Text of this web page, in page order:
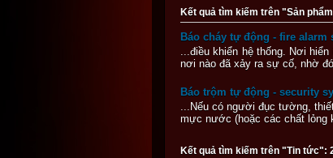
Kết quả tìm kiếm trên "Sản
Báo cháy tự động - fire alarm
...điều khiển hệ thống. Nơi
nơi nào đã xảy ra sự cố, nhờ
Báo trộm tự động - security
...Nếu có người đục tường,
mực nước (hoặc các chất lỏng
Kết quả tìm kiếm trên "Tin tức":